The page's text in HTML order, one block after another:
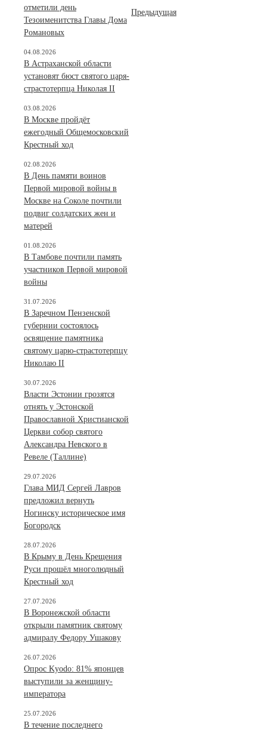
Навигация
Предыдущая
отметили день
Тезоименитства Главы Дома
Романовых
В Астраханской области
установят бюст святого царя-
страстотерпца Николая II
04.08.2026
В Москве пройдёт
ежегодный Общемосковский
Крестный ход
03.08.2026
В День памяти воинов
Первой мировой войны в
Москве на Соколе почтили
подвиг солдатских жен и
матерей
02.08.2026
В Тамбове почтили память
участников Первой мировой
войны
01.08.2026
В Заречном Пензенской
губернии состоялось
освящение памятника
святому царю-страстотерпцу
Николаю II
31.07.2026
Власти Эстонии грозятся
отнять у Эстонской
Православной Христианской
Церкви собор святого
Александра Невского в
Ревеле (Таллине)
30.07.2026
Глава МИД Сергей Лавров
предложил вернуть
Ногинску историческое имя
Богородск
29.07.2026
В Крыму в День Крещения
Руси прошёл многолюдный
Крестный ход
28.07.2026
В Воронежской области
открыли памятник святому
адмиралу Федору Ушакову
27.07.2026
Опрос Kyodo: 81% японцев
выступили за женщину-
императора
26.07.2026
В течение последнего
25.07.2026